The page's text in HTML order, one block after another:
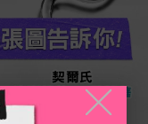
張圖告訴你!
契爾氏
淡斑精華+三酸精華
╳